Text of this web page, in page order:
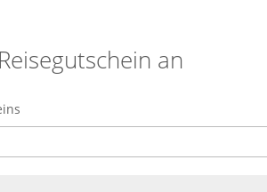
an